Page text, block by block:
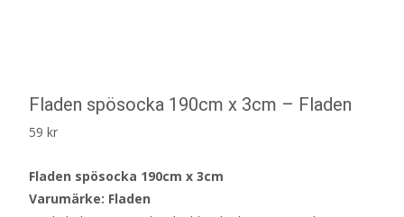
Fladen spösocka 190cm x 3cm – Fladen
59 kr
Fladen spösocka 190cm x 3cm
Varumärke: Fladen